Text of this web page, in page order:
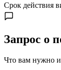
Срок действия
Запрос о
Что вам нужно